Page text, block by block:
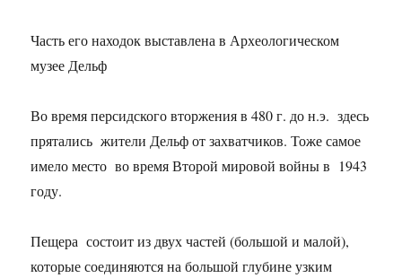
Часть его находок выставлена ​​в Археологическом
музее Дельф
Во время персидского вторжения в 480 г. до н.э. здесь
прятались жители Дельф от захватчиков. Тоже самое
имело место во время Второй мировой войны в 1943
году.
Пещера состоит из двух частей (большой и малой),
которые соединяются на большой глубине узким